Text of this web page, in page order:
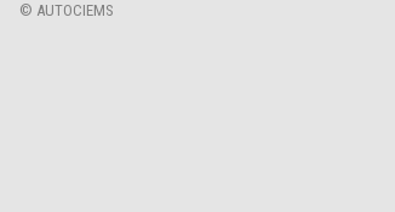
© AUTOCIEMS